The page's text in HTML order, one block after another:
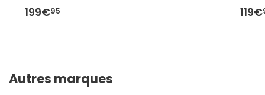
199€95 119€
Autres marques